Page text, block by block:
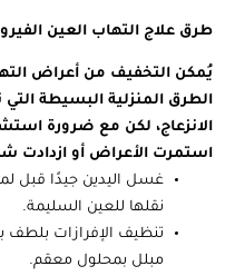
طرق علاج التهاب العين
يُمكن التخفيف من أعراض
الطرق المنزلية البسيطة
الانزعاج، لكن مع ضرورة
استمرت الأعراض أو ازدادت
غسل اليدين جيدًا قبل
نقلها للعين السليمة.
تنظيف الإفرازات
مبلل بمحلول معقم.